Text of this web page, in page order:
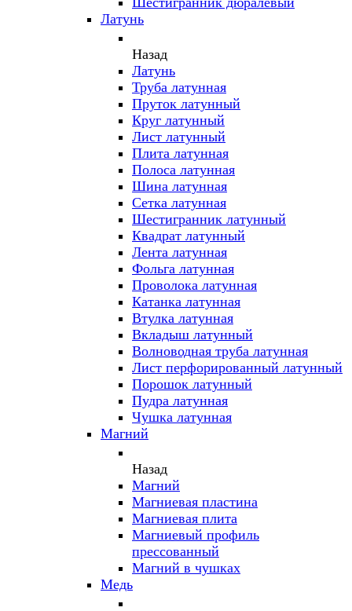
Латунь
Назад
Латунь
Труба латунная
Пруток латунный
Круг латунный
Лист латунный
Плита латунная
Полоса латунная
Шина латунная
Сетка латунная
Шестигранник латунный
Квадрат латунный
Лента латунная
Фольга латунная
Проволока латунная
Катанка латунная
Втулка латунная
Вкладыш латунный
Волноводная труба латунная
Лист перфорированный латунный
Порошок латунный
Пудра латунная
Чушка латунная
Магний
Назад
Магний
Магниевая пластина
Магниевая плита
Магниевый профиль
прессованный
Магний в чушках
Медь